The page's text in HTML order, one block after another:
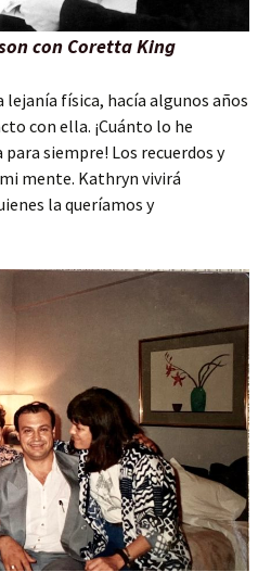
con Coretta King
lejanía física, hacía algunos años
con ella. ¡Cuánto lo he
siempre! Los recuerdos y
mente. Kathryn vivirá
la queríamos y